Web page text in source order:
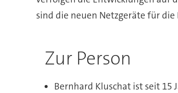
sind die neuen Netzgeräte für
Zur Person
Bernhard Kluschat ist seit 15